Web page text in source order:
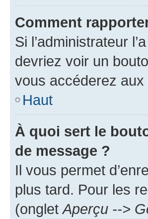
Comment
Si l’administrateur
devriez voir un
vous accéderez
Haut
À quoi sert le
de message ?
Il vous permet
plus tard. Pour les
(onglet Aperçu -->